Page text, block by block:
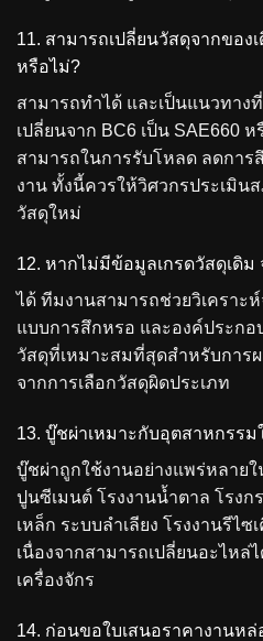
11. สามารถเปลี่ยนวัสดุจากของ
หรือไม่?
สามารถทำได้ และเป็นแนวทาง
เปลี่ยนจาก BC6 เป็น SAE660
สามารถในการรับโหลด ลดการ
งาน ทั้งนี้ควรให้วิศวกรประเมิน
วัสดุใหม่
12. หากไม่มีข้อมูลเกรดวัสดุเดิ
ได้ ทีมงานสามารถช่วยวิเคราะ
แบบการสึกหรอ และองค์ประกอ
วัสดุที่เหมาะสมที่สุดสำหรับการ
จากการเลือกวัสดุผิดประเภท
13. บู๊ชผ่าเหมาะกับอุตสาหกรรม
บู๊ชผ่าถูกใช้งานอย่างแพร่หลาย
ปูนซีเมนต์ โรงงานน้ำตาล โรงก
เหล็ก ระบบลำเลียง โรงงานรีไซ
เนื่องจากสามารถเปลี่ยนอะไหล่
เครื่องจักร
14. ก่อนขอใบเสนอราคางานห